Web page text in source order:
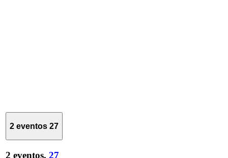
2 eventos 27
2 eventos, 27